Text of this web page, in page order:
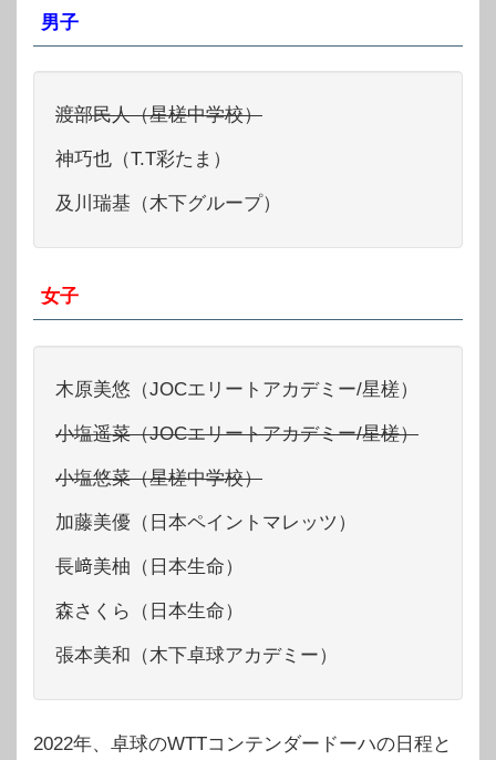
男子
渡部民人（星槎中学校）
神巧也（T.T彩たま）
及川瑞基（木下グループ）
女子
木原美悠（JOCエリートアカデミー/星槎）
小塩遥菜（JOCエリートアカデミー/星槎）
小塩悠菜（星槎中学校）
加藤美優（日本ペイントマレッツ）
長﨑美柚（日本生命）
森さくら（日本生命）
張本美和（木下卓球アカデミー）
2022年、卓球のWTTコンテンダードーハの日程と